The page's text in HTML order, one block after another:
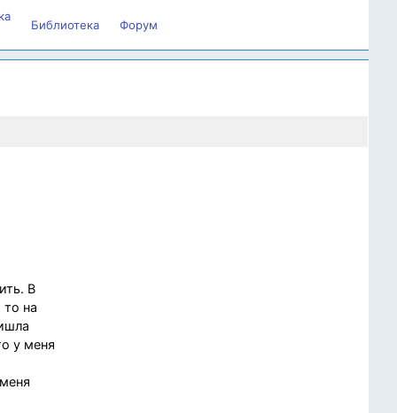
Библиотека Форум
В
на
у меня